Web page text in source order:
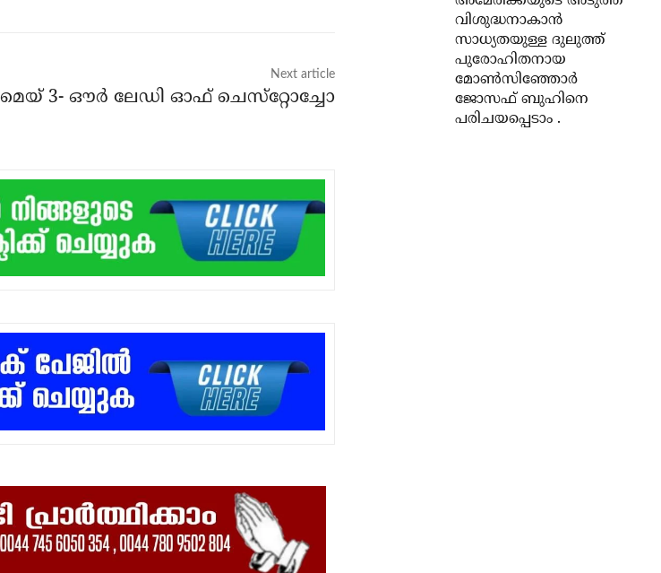
Next article
മെയ് 3- ഔര്‍ ലേഡി ഓഫ് ചെസ്‌റ്റോച്ചോ
വിശുദ്ധനാകാൻ
സാധ്യതയുള്ള ദുലുത്ത്
പുരോഹിതനായ
മോൺസിഞ്ഞോർ
ജോസഫ് ബുഹിനെ
പരിചയപ്പെടാം .